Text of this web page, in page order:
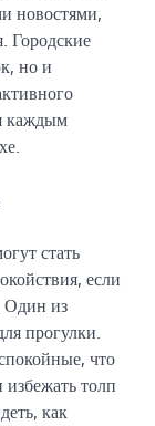
новостями,
Городские
но и
каждым
стать
если
Один из
прогулки.
что
избежать толп
как